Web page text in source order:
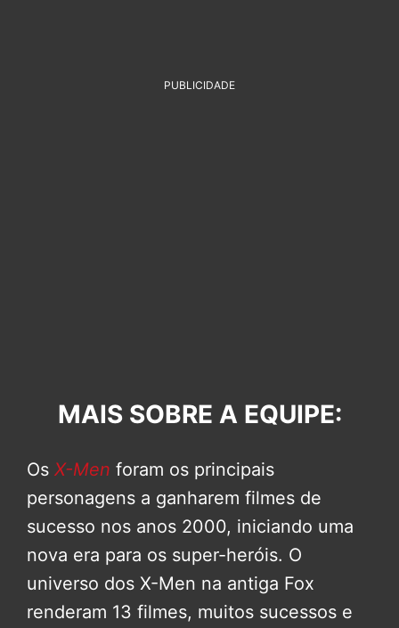
PUBLICIDADE
MAIS SOBRE A EQUIPE:
Os X-Men foram os principais
personagens a ganharem filmes de
sucesso nos anos 2000, iniciando uma
nova era para os super-heróis. O
universo dos X-Men na antiga Fox
renderam 13 filmes, muitos sucessos e